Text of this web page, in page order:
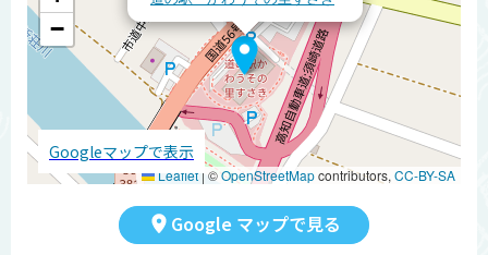
−
Leaflet | ©OpenStreetMapcontributors, CC-BY-SA
Googleマップで表示
Google マップで見る